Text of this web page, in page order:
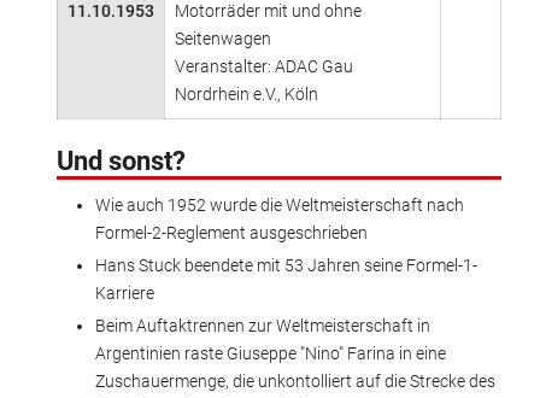
11.10.1953
Motorräder mit und ohne
Seitenwagen
Veranstalter: ADAC Gau
Nordrhein e.V., Köln
Und sonst?
Wie auch 1952 wurde die Weltmeisterschaft nach
Formel-2-Reglement ausgeschrieben
Hans Stuck beendete mit 53 Jahren seine Formel-1-
Karriere
Beim Auftaktrennen zur Weltmeisterschaft in
Argentinien raste Giuseppe "Nino" Farina in eine
Zuschauermenge, die unkontolliert auf die Strecke des